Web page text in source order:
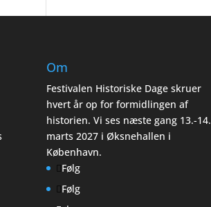
Om
Festivalen Historiske Dage skruer
hvert år op for formidlingen af
historien. Vi ses næste gang 13.-14.
marts 2027 i Øksnehallen i
København.
Følg
Følg